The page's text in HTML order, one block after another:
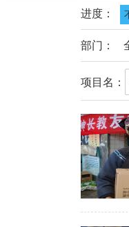
进度：
部门：
项目名：